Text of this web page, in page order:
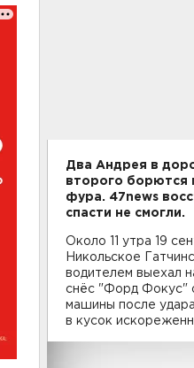
Два Андрея в
второго борются
фура. 47news
спасти не смогли.
Около 11 утра 19
Никольское
водителем выехал
снёс "Форд Фокус"
машины после
в кусок